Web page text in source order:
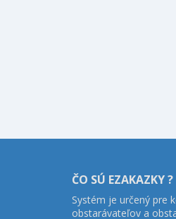
ČO SÚ EZAKAZKY ?
Systém je určený pre
obstarávateľov a